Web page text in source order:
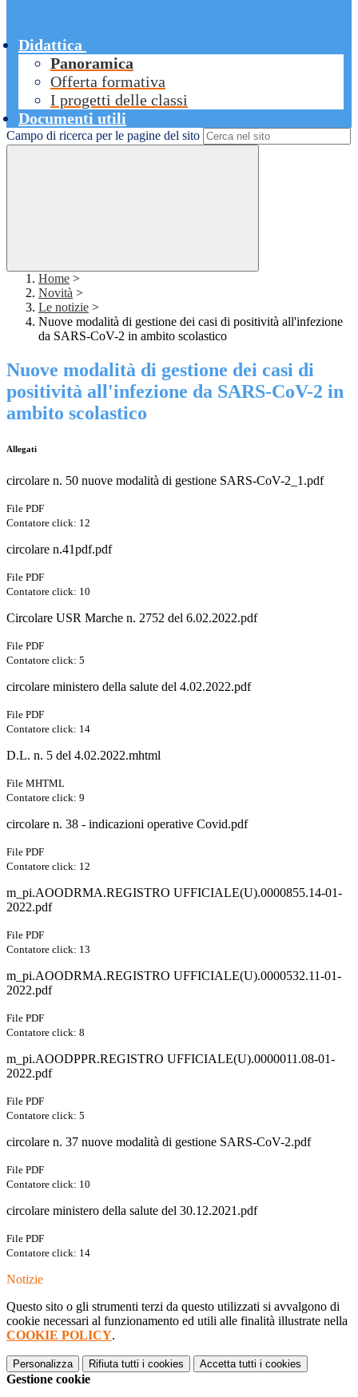
Didattica
Panoramica
Offerta formativa
I progetti delle classi
Documenti utili
Campo di ricerca per le pagine del sito
Home >
Novità >
Le notizie >
Nuove modalità di gestione dei casi di positività all'infezione
da SARS-CoV-2 in ambito scolastico
Nuove modalità di gestione dei casi di
positività all'infezione da SARS-CoV-2 in
ambito scolastico
Allegati
circolare n. 50 nuove modalità di gestione SARS-CoV-2_1.pdf
File PDF
Contatore click: 12
circolare n.41pdf.pdf
File PDF
Contatore click: 10
Circolare USR Marche n. 2752 del 6.02.2022.pdf
File PDF
Contatore click: 5
circolare ministero della salute del 4.02.2022.pdf
File PDF
Contatore click: 14
D.L. n. 5 del 4.02.2022.mhtml
File MHTML
Contatore click: 9
circolare n. 38 - indicazioni operative Covid.pdf
File PDF
Contatore click: 12
m_pi.AOODRMA.REGISTRO UFFICIALE(U).0000855.14-01-
2022.pdf
File PDF
Contatore click: 13
m_pi.AOODRMA.REGISTRO UFFICIALE(U).0000532.11-01-
2022.pdf
File PDF
Contatore click: 8
m_pi.AOODPPR.REGISTRO UFFICIALE(U).0000011.08-01-
2022.pdf
File PDF
Contatore click: 5
circolare n. 37 nuove modalità di gestione SARS-CoV-2.pdf
File PDF
Contatore click: 10
circolare ministero della salute del 30.12.2021.pdf
File PDF
Contatore click: 14
Notizie
Questo sito o gli strumenti terzi da questo utilizzati si avvalgono di
cookie necessari al funzionamento ed utili alle finalità illustrate nella
COOKIE POLICY.
Personalizza Rifiuta tutti i cookies Accetta tutti i cookies
Gestione cookie